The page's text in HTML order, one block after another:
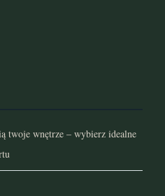
twoje wnętrze – wybierz idealne